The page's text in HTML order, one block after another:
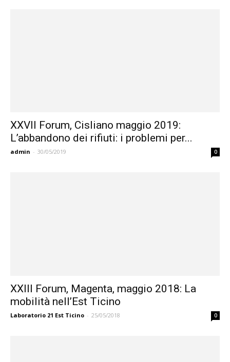
XXVII Forum, Cisliano maggio 2019:
L’abbandono dei rifiuti: i problemi per...
admin - 30/05/2019 0
XXIII Forum, Magenta, maggio 2018: La
mobilità nell’Est Ticino
Laboratorio 21 Est Ticino - 25/05/2018 0